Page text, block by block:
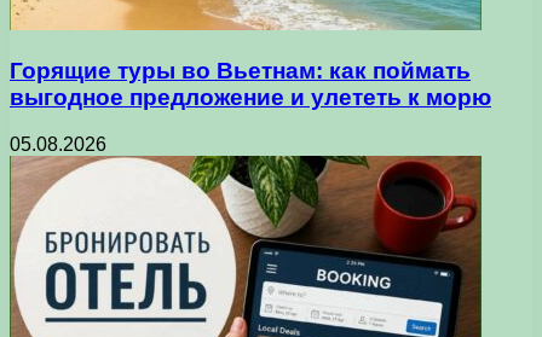
Горящие туры во Вьетнам: как поймать
выгодное предложение и улететь к морю
05.08.2026